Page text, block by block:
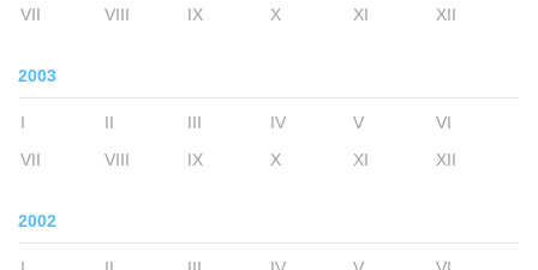
VII
VIII IX X XI XII
2003
I II III IV V
VI
VII
VIII IX X XI XII
2002